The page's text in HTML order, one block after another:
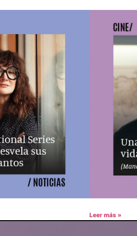
Leer más »